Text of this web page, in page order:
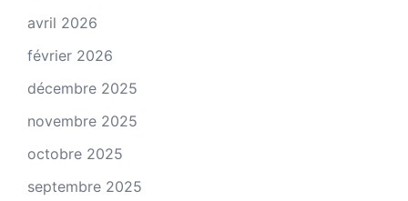
avril 2026
février 2026
décembre 2025
novembre 2025
octobre 2025
septembre 2025